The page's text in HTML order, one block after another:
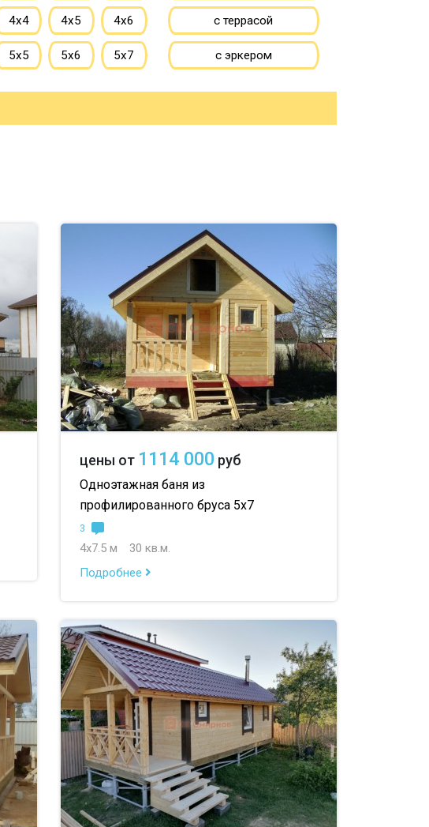
4х4 4х5 4х6
5х5 5х6 5х7
6х6 6х7 6х8
7х8 7х10 8х8
маленькие
до 200 м
с террасой
с эркером
с котельной
с панорамными окнами
с гостевой комнатой
с беседкой
с двумя входами
с навесом для авто
цены от 1114 000 руб
Одноэтажная баня из
профилированного бруса 5х7
3
4х7.5 м
30 кв.м.
Подробнее